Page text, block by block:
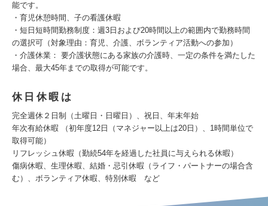
能です。
・育児休憩時間、子の看護休暇
・短日短時間勤務制度：週3日および20時間以上の範囲内で勤務時間
の選択可（対象理由：育児、介護、ボランティア活動への参加）
・介護休業： 要介護状態にある家族の介護時、一定の条件を満たした
場合、最大45年までの取得が可能です。
休日休暇は
完全週休２日制（土曜日・日曜日）、祝日、年末年始
年次有給休暇 （初年度12日（マネジャー以上は20日）、1時間単位で
取得可能）
リフレッシュ休暇（勤続54年を経過した社員に与えられる休暇）
傷病休暇、生理休暇、結婚・忌引休暇（ライフ・パートナーの場合含
む）、ボランティア休暇、特別休暇 など